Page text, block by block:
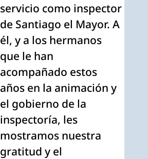
servicio como inspector
de Santiago el Mayor. A
él, y a los hermanos
que le han
acompañado estos
años en la animación y
el gobierno de la
inspectoría, les
mostramos nuestra
gratitud y el